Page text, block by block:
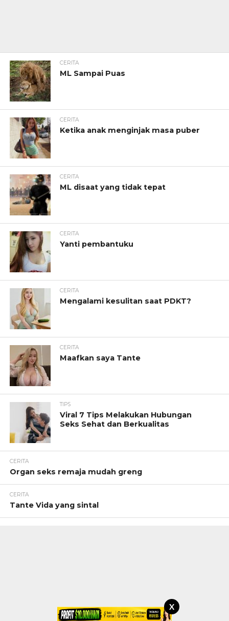
X
CERITA
ML Sampai Puas
CERITA
Ketika anak menginjak masa puber
CERITA
ML disaat yang tidak tepat
CERITA
Yanti pembantuku
CERITA
Mengalami kesulitan saat PDKT?
CERITA
Maafkan saya Tante
TIPS
Viral 7 Tips Melakukan Hubungan
Seks Sehat dan Berkualitas
CERITA
Organ seks remaja mudah greng
CERITA
Tante Vida yang sintal